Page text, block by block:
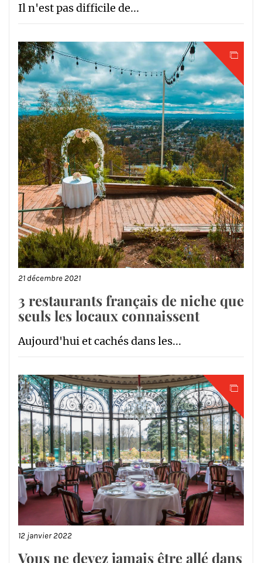
Il n'est pas difficile de...
21 décembre 2021
3 restaurants français de niche que
seuls les locaux connaissent
Aujourd'hui et cachés dans les...
12 janvier 2022
Vous ne devez jamais être allé dans